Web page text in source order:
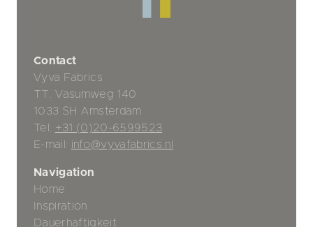
Contact
Vyva Fabrics
TT. Vasumweg 140
1033 SH Amsterdam
Tel: +31 (0)20-6599523
E-mail: info@vyvafabrics.nl
Navigation
Home
Inspiration
Dauerhaftigkeit